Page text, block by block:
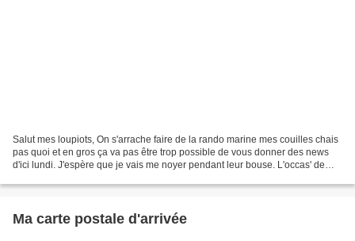
Salut mes loupiots, On s'arrache faire de la rando marine mes couilles chais
pas quoi et en gros ça va pas être trop possible de vous donner des news
d'ici lundi. J'espère que je vais me noyer pendant leur bouse. L'occas' de
Ma carte postale d'arrivée